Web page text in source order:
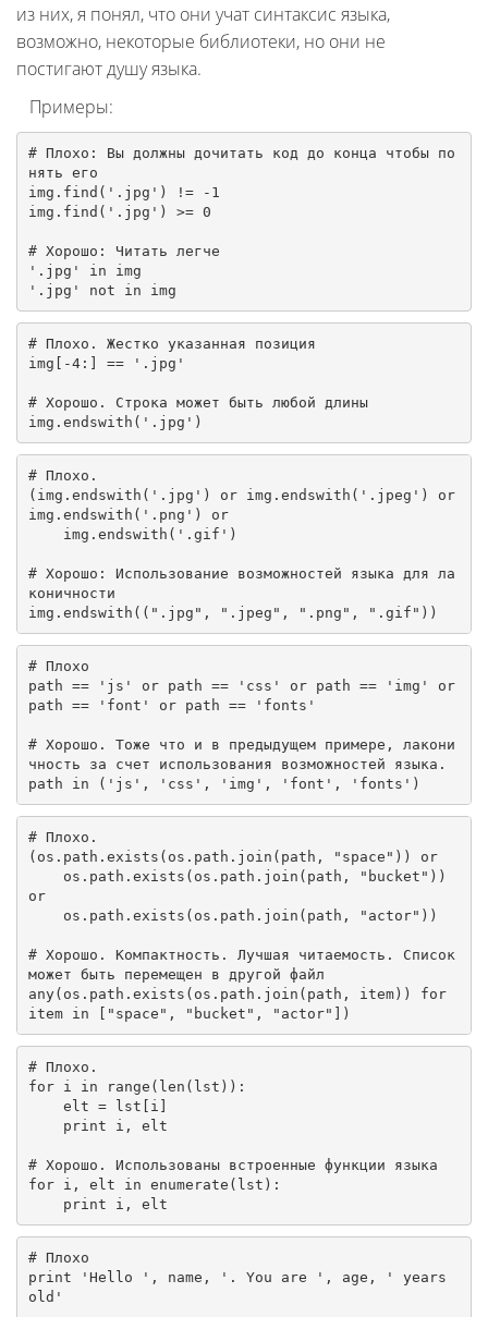
из них, я понял, что они учат синтаксис языка,
возможно, некоторые библиотеки, но они не
постигают душу языка.
Примеры:
# Плохо: Вы должны дочитать код до конца чтобы по
нять его
img.find( '.jpg' ) != - 1
img.find( '.jpg' ) >= 0
# Хорошо: Читать легче
'.jpg'
in
'.jpg'
not in img
# Плохо. Жестко указанная позиция
img[-4:] == '.jpg'
# Хорошо. Строка может быть любой длины
img.endswith( '.jpg' )
# Плохо.
(img.endswith( '.jpg' ) or img.endswith( '.jpeg' ) or
img.endswith( '.png' ) or
    img.endswith(
'.gif' )
# Хорошо: Использование возможностей языка для ла
коничности
img.endswith(( ".jpg" , ".jpeg" , ".png" , ".gif" ))
# Плохо
path ==
'js' or path == 'css' or path == 'img'
or
path ==
'font' or path == 'fonts'
# Хорошо. Тоже что и в предыдущем примере, лакони
чность за счет использования возможностей языка.
path in ( 'js' , 'css' , 'img' , 'font' , 'fonts' )
# Плохо.
(os.path.exists(os.path.join(path,
"space" )) or
    os.path.exists(os.path.join(path,
"bucket"
or
    os.path.exists(os.path.join(path,
"actor" ))
# Хорошо. Компактность. Лучшая читаемость. Список
может быть перемещен в другой файл
any(os.path.exists(os.path.join(path, item)) for
item in [ "space" , "bucket" , "actor" ])
# Плохо.
for i in range(len(lst)):
print i, elt
# Хорошо. Использованы встроенные функции языка
for i, elt in enumerate(lst):
print i, elt
# Плохо
print
'Hello ' , name, '. You are ' , age,
' years
old'